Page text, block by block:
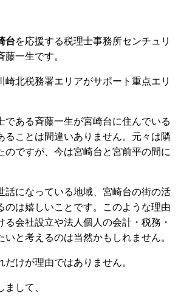
台を応援する税理士事務所センチュリ
一生です。
崎北税務署エリアがサポート重点エリ
である斉藤一生が宮崎台に住んでいる
ことは間違いありません。 元々は隣
のですが、今は宮崎台と宮前平の間に
話になっている地域、宮崎台の街の活
のは嬉しいことです。このような理由
る会社設立や法人個人の会計・税務・
いと考えるのは当然かもしれません。
だけが理由ではありません。
して、